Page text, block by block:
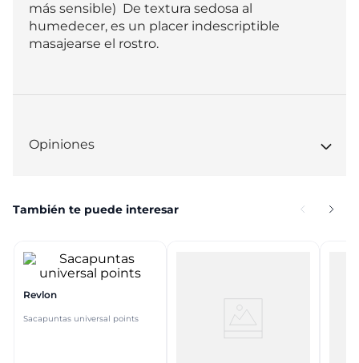
más sensible)  De textura sedosa al
humedecer, es un placer indescriptible
masajearse el rostro.
Opiniones
También te puede interesar
Revlon
Sacapuntas universal points